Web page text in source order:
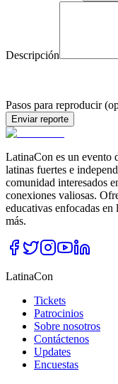
Descripción
Pasos para reproducir
Enviar reporte
LatinaCon es un evento
latinas fuertes e
comunidad interesados
conexiones valiosas.
educativas enfocadas
más.
LatinaCon
Tickets
Patrocinios
Sobre nosotros
Contáctenos
Updates
Encuestas